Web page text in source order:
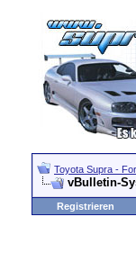
Toyota Supra -
vBulletin-
Registrieren